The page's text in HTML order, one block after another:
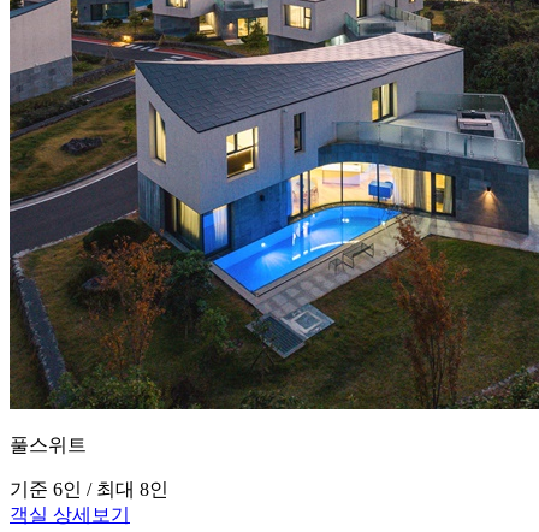
풀스위트
기준 6인 / 최대 8인
객실 상세보기